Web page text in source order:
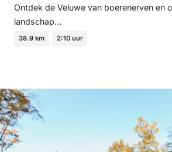
Ontdek de Veluwe van boerenerven en
landschap…
38.9 km 2:10 uur